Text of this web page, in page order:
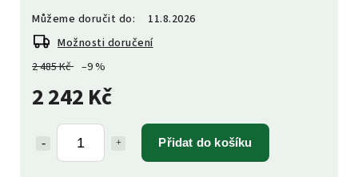
2 485 Kč –9 %
2 242 Kč
Přidat do košíku
Můžeme doručit do:
11.8.2026
Možnosti doručení